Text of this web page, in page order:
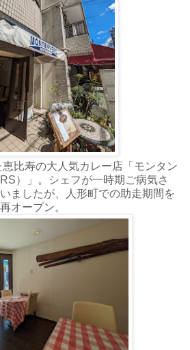
比寿の大人気カレー店「モンタン
）」。シェフが一時期ご病気さ
ましたが、人形町での助走期間を
オープン。